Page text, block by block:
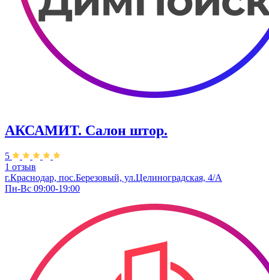
АКСАМИТ. Салон штор.
5
1 отзыв
г.Краснодар, пос.Березовый, ул.Целиноградская, 4/А
Пн-Вс 09:00-19:00